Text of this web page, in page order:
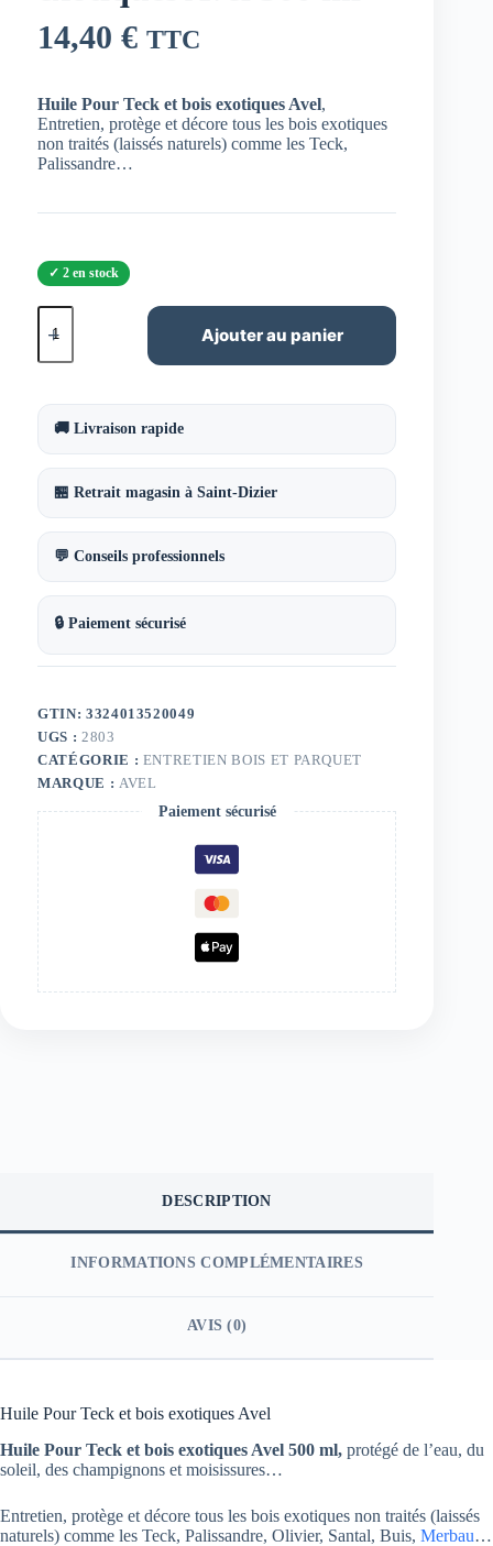
14,40 € TTC
Huile Pour Teck et bois exotiques Avel,
Entretien, protège et décore tous les bois exotiques
non traités (laissés naturels) comme les Teck,
Palissandre…
2 en stock
quantité
de
et
bois
exotiques
500
Ajouter au panier
🚚 Livraison rapide
🏪 Retrait magasin à Saint-Dizier
💬 Conseils professionnels
🔒 Paiement sécurisé
GTIN: 3324013520049
UGS : 2803
CATÉGORIE : ENTRETIEN BOIS ET PARQUET
MARQUE : AVEL
Paiement sécurisé
DESCRIPTION
INFORMATIONS COMPLÉMENTAIRES
AVIS (0)
Huile Pour Teck et bois exotiques Avel
Huile Pour Teck et bois exotiques Avel 500 ml, protégé de l’eau, du
soleil, des champignons et moisissures…
Entretien, protège et décore tous les bois exotiques non traités (laissés
naturels) comme les Teck, Palissandre, Olivier, Santal, Buis, Merbau…